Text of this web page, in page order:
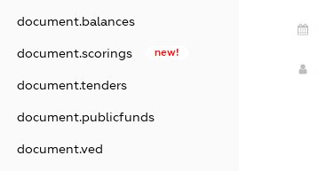
document.balances
document.scorings new!
document.tenders
document.publicfunds
document.ved